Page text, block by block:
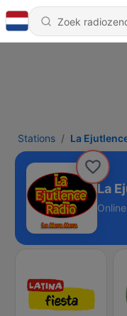
Stations La
La
Online